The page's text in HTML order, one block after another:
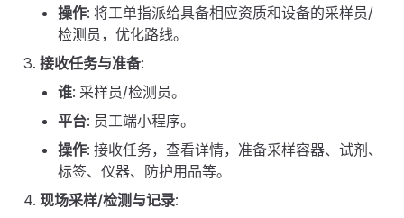
操作: 将工单指派给具备相应资质和设备的采样员/
检测员，优化路线。
接收任务与准备:
谁: 采样员/检测员。
平台: 员工端小程序。
操作: 接收任务，查看详情，准备采样容器、试剂、
标签、仪器、防护用品等。
现场采样/检测与记录: